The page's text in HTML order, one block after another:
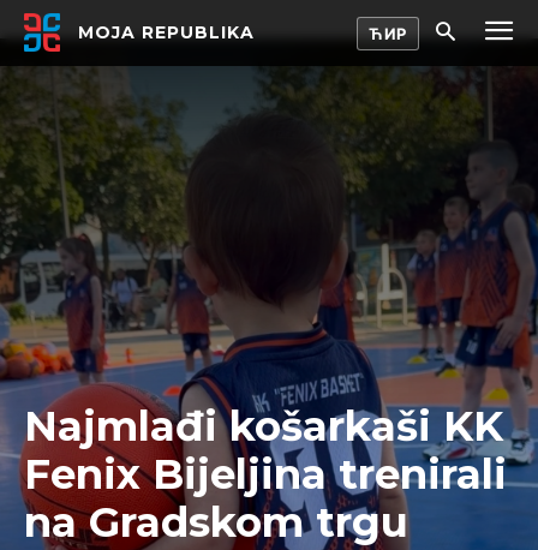
MOJA REPUBLIKA
Najmlađi košarkaši KK
Fenix Bijeljina trenirali
na Gradskom trgu